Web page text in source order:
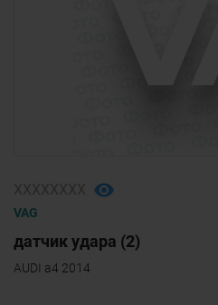
VAG
датчик удара (2)
AUDI a4 2014